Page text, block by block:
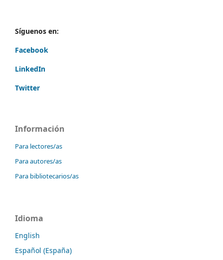
Síguenos en:
Facebook
LinkedIn
Twitter
Información
Para lectores/as
Para autores/as
Para bibliotecarios/as
Idioma
English
Español (España)